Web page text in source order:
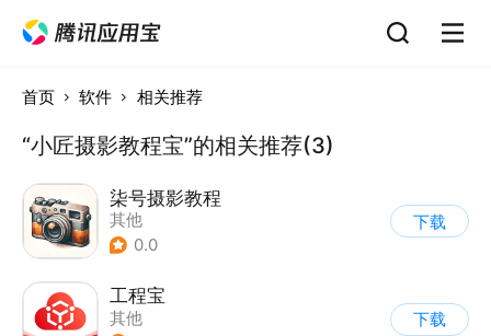
首页 软件 相关推荐
“小匠摄影教程宝”的相关推荐(3)
柒号摄影教程
其他
0.0
下载
工程宝
其他
下载